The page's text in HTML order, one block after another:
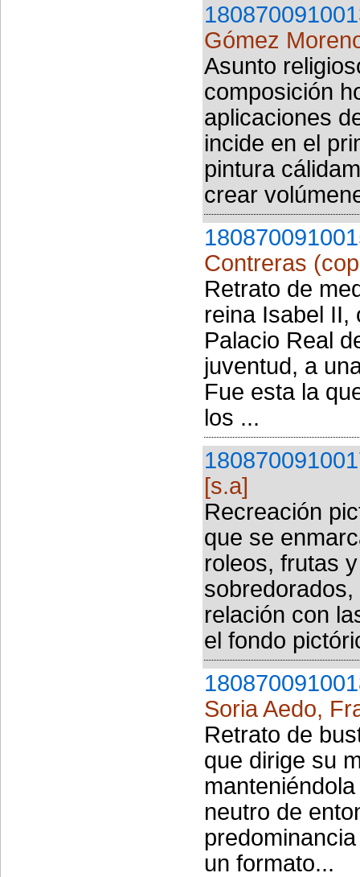
Gómez
Asunto
composición
aplicaciones
incide en el
pintura
crear
Contreras
Retrato de
reina Isabel II,
Palacio Real
juventud, a
Fue esta la
los ...
[s.a]
Recreación
que se
roleos, frutas
relación con
el fondo
Soria Aedo,
Retrato de
que dirige su
neutro de
un formato...